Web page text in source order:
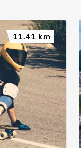
11.41 km